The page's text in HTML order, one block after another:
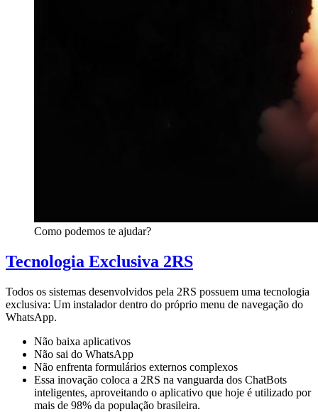
Como podemos te ajudar?
Tecnologia Exclusiva 2RS
Todos os sistemas desenvolvidos pela 2RS possuem uma tecnologia
exclusiva: Um instalador dentro do próprio menu de navegação do
WhatsApp.
Não baixa aplicativos
Não sai do WhatsApp
Não enfrenta formulários externos complexos
Essa inovação coloca a 2RS na vanguarda dos ChatBots
inteligentes, aproveitando o aplicativo que hoje é utilizado por
mais de 98% da população brasileira.